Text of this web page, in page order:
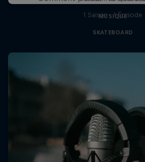
MUSIQUE
1 Saison · 1 Épisode
SKATEBOARD